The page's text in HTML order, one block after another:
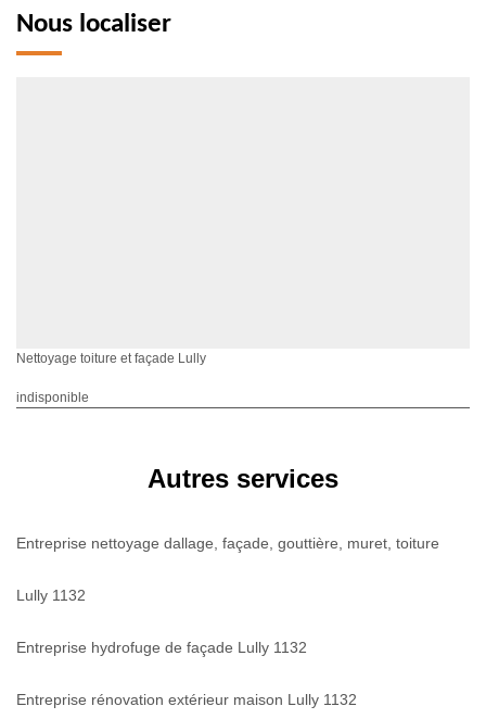
Nous localiser
Nettoyage toiture et façade Lully
indisponible
Autres services
Entreprise nettoyage dallage, façade, gouttière, muret, toiture
Lully 1132
Entreprise hydrofuge de façade Lully 1132
Entreprise rénovation extérieur maison Lully 1132